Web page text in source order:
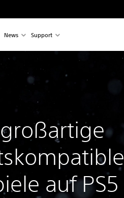
News Support
auf PS5